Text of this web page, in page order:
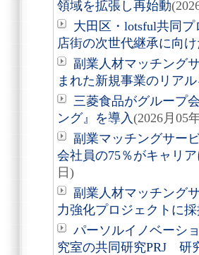
領域を拡張し再始動
大田区・lotsful共同
店街の次世代継承に向
副業人材マッチング
まれた新規事業のリアル
三菱食品がグループ
ング』を導入(2026月05
副業マッチングサー
会社員の75％がキャリ
日)
副業人材マッチング
力強化プロジェクトに採
パーソルイノベーシ
究室の共同研究PRJ 研